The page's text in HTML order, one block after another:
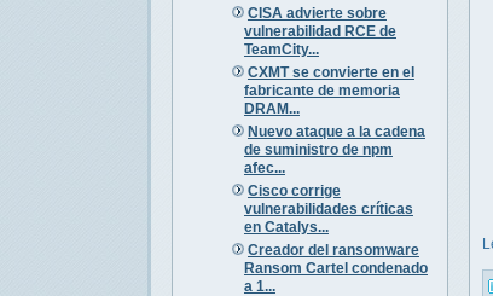
CISA advierte sobre
vulnerabilidad RCE de
TeamCity...
CXMT se convierte en el
fabricante de memoria
DRAM...
Nuevo ataque a la cadena
de suministro de npm
afec...
Cisco corrige
vulnerabilidades críticas
en Catalys...
Creador del ransomware
Ransom Cartel condenado
a 1...